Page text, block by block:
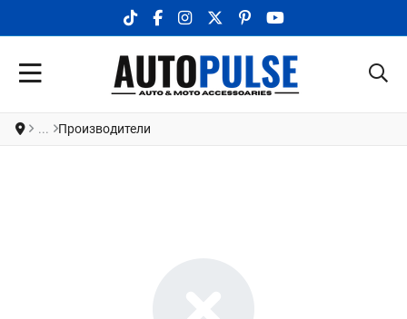
TIKTOK SOCIAL LINK
FACEBOOK SOCIAL LINK
INSTAGRAM SOCIAL LINK
X.COM SOCIAL LINK
PINTEREST SOCIAL LINK
YOUTUBE SOCIAL
Производители